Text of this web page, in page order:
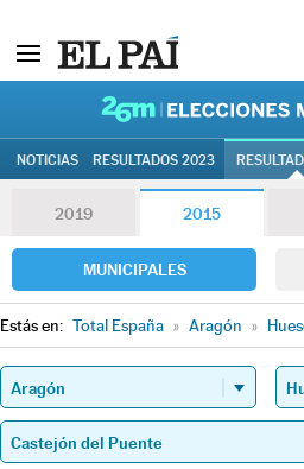
NOTICIAS RESULTADOS 2023
2019 2015
MUNICIPALES
Estás en: Total España » Aragón »